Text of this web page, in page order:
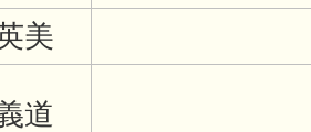
美
道